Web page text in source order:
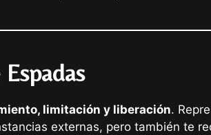
limitación y liberación.
externas, pero también te